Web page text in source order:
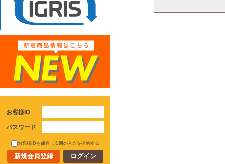
お客様ID
パスワード
お客様IDを保存し次回の入力を省略する
新規会員登録